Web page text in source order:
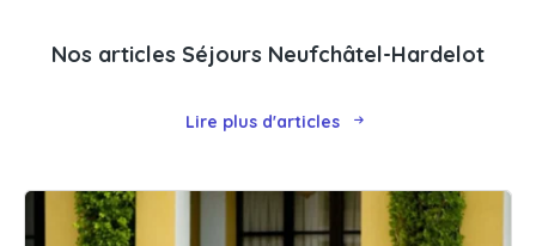
Nos articles Séjours Neufchâtel-Hardelot
Lire plus d'articles